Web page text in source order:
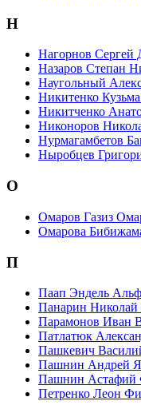
Н
Нагорнов Сергей
Назаров Степан
Наугольный
Никитенко
Никитченко
Никоноров
Нурмагамбетов
Ныробцев
О
Омаров Газиз
Омарова
П
Паап Эндель
Панарин
Парамонов Иван
Патлатюк
Пашкевич
Пашнин Андрей
Пашнин Астафий
Петренко Леон